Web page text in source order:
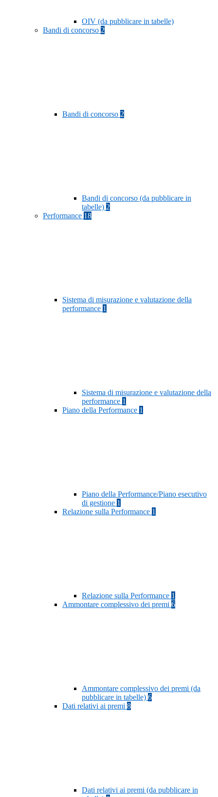
OIV (da pubblicare in tabelle)
Bandi di concorso 2
Bandi di concorso 2
Bandi di concorso (da pubblicare in
tabelle) 2
Performance 18
Sistema di misurazione e valutazione della
performance 1
Sistema di misurazione e valutazione della
performance 1
Piano della Performance 1
Piano della Performance/Piano esecutivo
di gestione 1
Relazione sulla Performance 1
Relazione sulla Performance 1
Ammontare complessivo dei premi 6
Ammontare complessivo dei premi (da
pubblicare in tabelle) 6
Dati relativi ai premi 8
Dati relativi ai premi (da pubblicare in